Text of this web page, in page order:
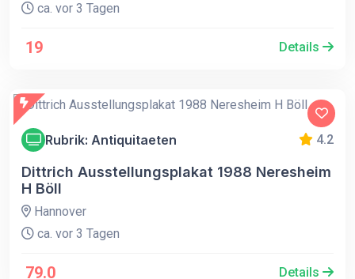
ca. vor 3 Tagen
19 Details
Rubrik: Antiquitaeten 4.2
Dittrich Ausstellungsplakat 1988 Neresheim
H Böll
Hannover
ca. vor 3 Tagen
79.0 Details